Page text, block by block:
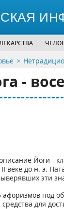
-
Йоги -
веке до н. э.
эти
афоризмов под
для